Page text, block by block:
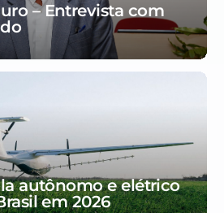
– Entrevista com
autônomo e elétrico
em 2026